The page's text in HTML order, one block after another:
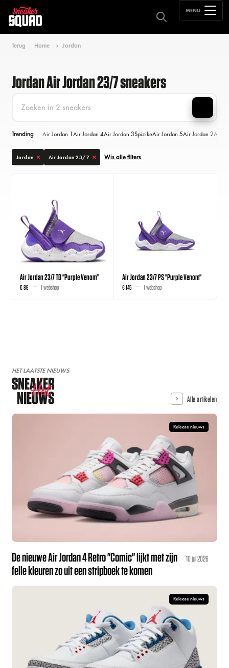
MENU
Terug Home Jordan
Jordan Air Jordan 23/7 sneakers
Trending Air Jordan 1Air Jordan 4Air Jordan 3SpizikeAir Jordan 5Air Jordan 2Air
Jordan Air Jordan 23/7 Wis alle filters
Air Jordan 23/7 TD "Purple Venom"
€ 86 1 webshop
Air Jordan 23/7 PS "Purple Venom"
€ 145 1 webshop
HET LAATSTE NIEUWS
SNEAKER
NIEUWS
Hot Alle artikelen
Release nieuws
De nieuwe Air Jordan 4 Retro "Comic" lijkt met zijn
felle kleuren zo uit een stripboek te komen
10 jul 2026
Release nieuws